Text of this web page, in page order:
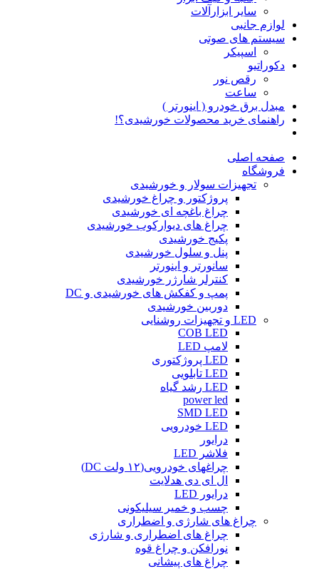
سایر ابزارآلات
لوازم جانبی
سیستم های صوتی
اسپیکر
دکوراتیو
رقص نور
ساعت
مبدل برق خودرو ( اینورتر )
راهنمای خرید محصولات خورشیدی؟!
صفحه اصلی
فروشگاه
تجهیزات سولار و خورشیدی
پروژکتور و چراغ خورشیدی
چراغ باغچه ای خورشیدی
چراغ های دیوارکوب خورشیدی
پکیج خورشیدی
پنل و سلول خورشیدی
سانورتر و اینورتر
کنترلر شارژر خورشیدی
پمپ و کفکش های خورشیدی و DC
دوربین خورشیدی
LED و تجهیزات روشنایی
COB LED
لامپ LED
LED پروژکتوری
LED تابلویی
LED رشد گیاه
power led
SMD LED
LED خودرویی
درایور
فلاشر LED
چراغهای خودرویی(۱۲ ولت DC)
ال ای دی هدلایت
درایور LED
چسب و خمیر سیلیکونی
چراغ های شارژی و اضطراری
چراغ های اضطراری و شارژی
نورافکن و چراغ قوه
چراغ های پیشانی